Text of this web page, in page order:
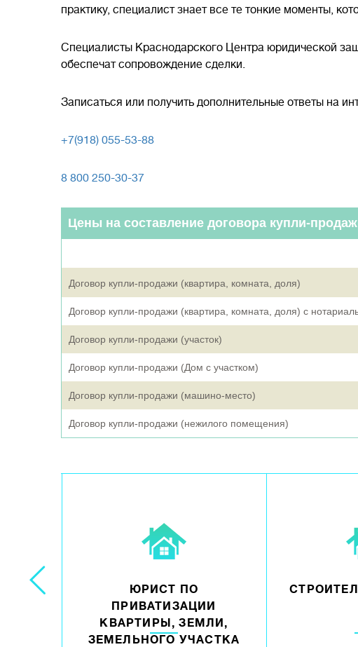
практику, специалист знает все те тонкие моменты,
Специалисты Краснодарского Центра юридической
обеспечат сопровождение сделки.
Записаться или получить дополнительные ответы на
+7(918) 055-53-88
8 800 250-30-37
Цены на составление договора купли-
Договор купли-продажи (квартира, комната, доля)
Договор купли-продажи (квартира, комната, доля) с
Договор купли-продажи (участок)
Договор купли-продажи (Дом с участком)
Договор купли-продажи (машино-место)
Договор купли-продажи (нежилого помещения)
ЮРИСТ ПО
ПРИВАТИЗАЦИИ
КВАРТИРЫ, ЗЕМЛИ,
ЗЕМЕЛЬНОГО УЧАСТКА